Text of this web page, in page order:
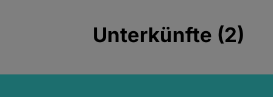
Unterkünfte (2)